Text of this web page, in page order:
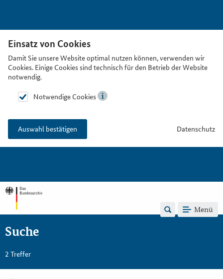
Einsatz von Cookies
Damit Sie unsere Website optimal nutzen können, verwenden wir
Cookies. Einige Cookies sind technisch für den Betrieb der Website
notwendig.
Notwendige Cookies
Auswahl bestätigen Datenschutz
Menü
Suche
2 Treffer